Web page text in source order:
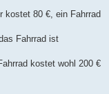
kostet 80 €, ein Fahrrad
Fahrrad ist
kostet wohl 200 €